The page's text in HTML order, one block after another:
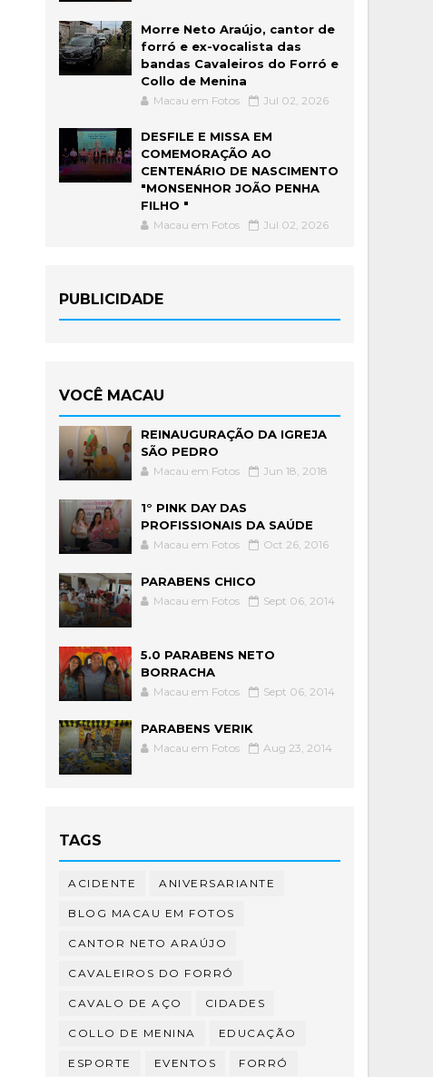
Morre Neto Araújo, cantor de
forró e ex-vocalista das
bandas Cavaleiros do Forró e
Collo de Menina
Macau em Fotos Jul 02, 2026
DESFILE E MISSA EM
COMEMORAÇÃO AO
CENTENÁRIO DE NASCIMENTO
"MONSENHOR JOÃO PENHA
FILHO "
Macau em Fotos Jul 02, 2026
PUBLICIDADE
VOCÊ MACAU
REINAUGURAÇÃO DA IGREJA
SÃO PEDRO
Macau em Fotos Jun 18, 2018
1° PINK DAY DAS
PROFISSIONAIS DA SAÚDE
Macau em Fotos Oct 26, 2016
PARABENS CHICO
Macau em Fotos Sept 06, 2014
5.0 PARABENS NETO
BORRACHA
Macau em Fotos Sept 06, 2014
PARABENS VERIK
Macau em Fotos Aug 23, 2014
TAGS
ACIDENTE ANIVERSARIANTE
BLOG MACAU EM FOTOS
CANTOR NETO ARAÚJO
CAVALEIROS DO FORRÓ
CAVALO DE AÇO CIDADES
COLLO DE MENINA EDUCAÇÃO
ESPORTE EVENTOS FORRÓ